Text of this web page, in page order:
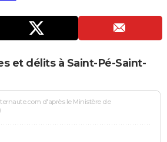
et délits à Saint-Pé-Saint-
d'après le Ministère de